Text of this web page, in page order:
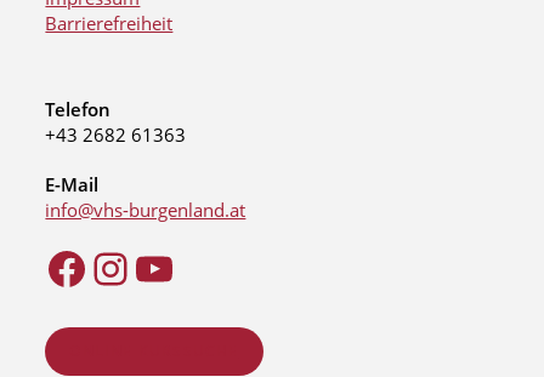
Barrierefreiheit
Telefon
+43 2682 61363
E-Mail
info@vhs-burgenland.at